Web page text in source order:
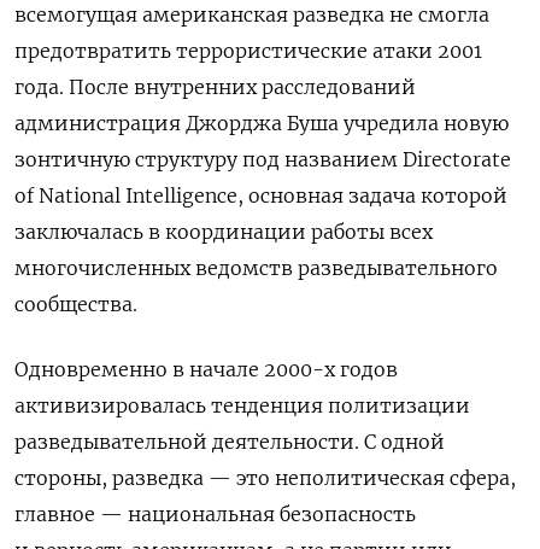
всемогущая американская разведка не смогла
предотвратить террористические атаки 2001
года. После внутренних расследований
администрация Джорджа Буша учредила новую
зонтичную структуру под названием Directorate
of National Intelligence, основная задача которой
заключалась в координации работы всех
многочисленных ведомств разведывательного
сообщества.
Одновременно в начале 2000-х годов
активизировалась тенденция политизации
разведывательной деятельности. С одной
стороны, разведка — это неполитическая сфера,
главное — национальная безопасность